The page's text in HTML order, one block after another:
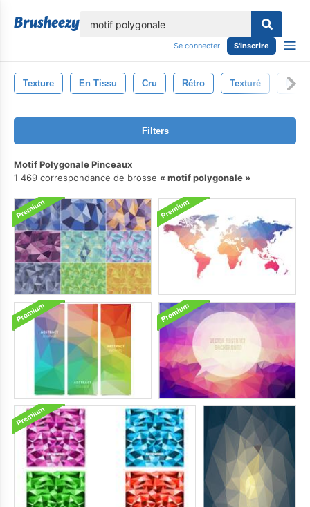
Se connecter S'inscrire
Texture En Tissu Cru Rétro Texturé
Filters
Motif Polygonale Pinceaux
1 469 correspondance de brosse
motif polygonale